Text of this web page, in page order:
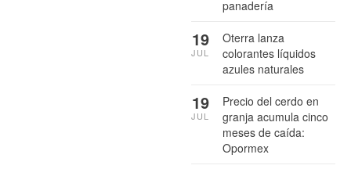
panadería
Oterra lanza
colorantes líquidos
azules naturales
19
JUL
Precio del cerdo en
granja acumula cinco
meses de caída:
Opormex
19
JUL